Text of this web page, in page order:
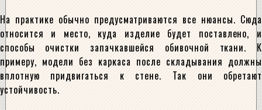
На практике обычно предусматриваются все нюансы. Сюда
относится и место, куда изделие будет поставлено, и
способы очистки запачкавшейся обивочной ткани. К
примеру, модели без каркаса после складывания должны
вплотную придвигаться к стене. Так они обретают
устойчивость.